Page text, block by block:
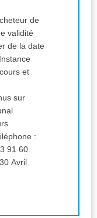
de
de la date
et
sur
:
91 60.
30 Avril